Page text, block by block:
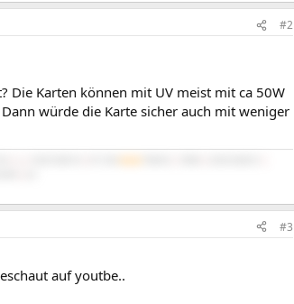
#2
Die Karten können mit UV meist mit ca 50W
würde die Karte sicher auch mit weniger
#3
auf youtbe..